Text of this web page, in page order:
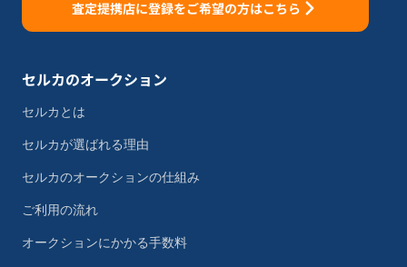
査定提携店に登録をご希望の方はこちら
セルカのオークション
セルカとは
セルカが選ばれる理由
セルカのオークションの仕組み
ご利用の流れ
オークションにかかる手数料